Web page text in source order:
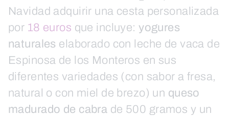
Navidad adquirir una cesta personalizada
por 18 euros que incluye: yogures
naturales elaborado con leche de vaca de
Espinosa de los Monteros en sus
diferentes variedades (con sabor a fresa,
natural o con miel de brezo) un queso
madurado de cabra de 500 gramos y un